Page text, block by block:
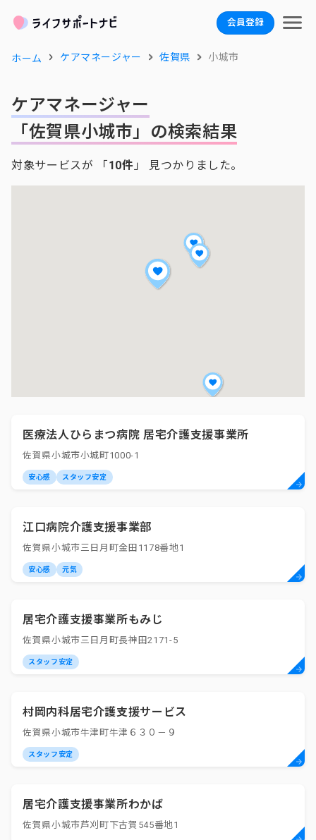
会員登録
ホーム ケアマネージャー 佐賀県 小城市
ケアマネージャー
「佐賀県小城市」の検索結果
対象サービスが 「10件 」 見つかりました。
医療法人ひらまつ病院 居宅介護支援事業所
佐賀県小城市小城町1000-1
安心感 スタッフ安定
江口病院介護支援事業部
佐賀県小城市三日月町金田1178番地1
安心感 元気
居宅介護支援事業所もみじ
佐賀県小城市三日月町長神田2171-5
スタッフ安定
村岡内科居宅介護支援サービス
佐賀県小城市牛津町牛津６３０－９
スタッフ安定
居宅介護支援事業所わかば
佐賀県小城市芦刈町下古賀545番地1